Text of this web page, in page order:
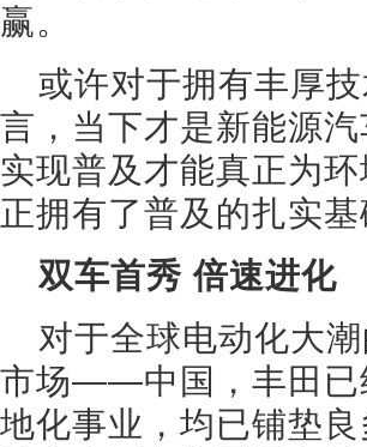
赢。
或许对于拥有丰厚
言，当下才是新能源
实现普及才能真正为
正拥有了普及的扎实基
双车首秀 倍速进化
对于全球电动化大
市场——中国，丰田已
地化事业，均已铺垫